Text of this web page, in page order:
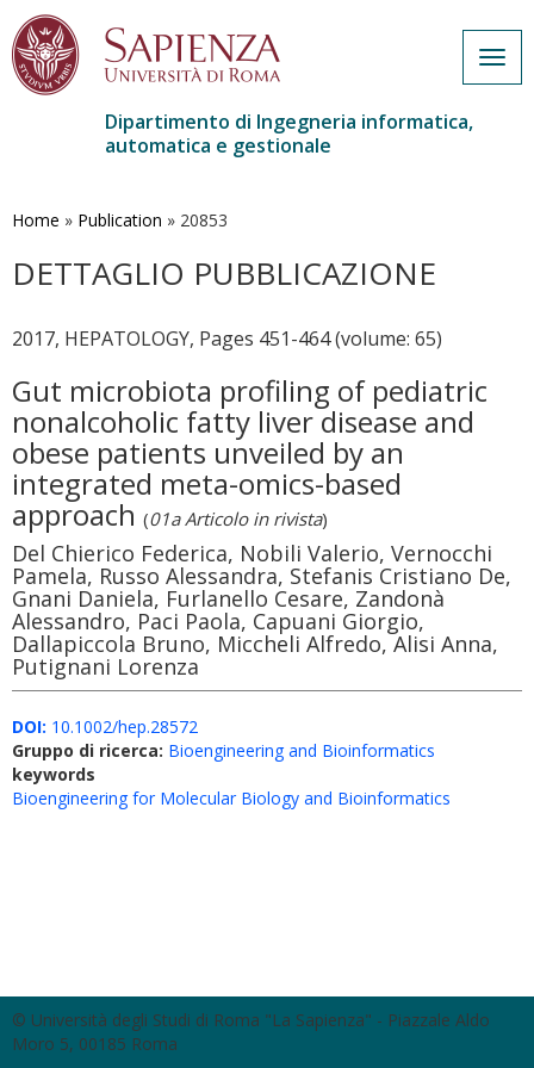
contenuto
Dipartimento di Ingegneria informatica,
automatica e gestionale
Home » Publication » 20853
DETTAGLIO PUBBLICAZIONE
2017, HEPATOLOGY, Pages 451-464 (volume: 65)
Gut microbiota profiling of pediatric
nonalcoholic fatty liver disease and
obese patients unveiled by an
integrated meta-omics-based
approach (01a Articolo in rivista)
Del Chierico Federica, Nobili Valerio, Vernocchi
Pamela, Russo Alessandra, Stefanis Cristiano De,
Gnani Daniela, Furlanello Cesare, Zandonà
Alessandro, Paci Paola, Capuani Giorgio,
Dallapiccola Bruno, Miccheli Alfredo, Alisi Anna,
Putignani Lorenza
DOI: 10.1002/hep.28572
Gruppo di ricerca: Bioengineering and Bioinformatics
keywords
Bioengineering for Molecular Biology and Bioinformatics
© Università degli Studi di Roma "La Sapienza" - Piazzale Aldo
Moro 5, 00185 Roma